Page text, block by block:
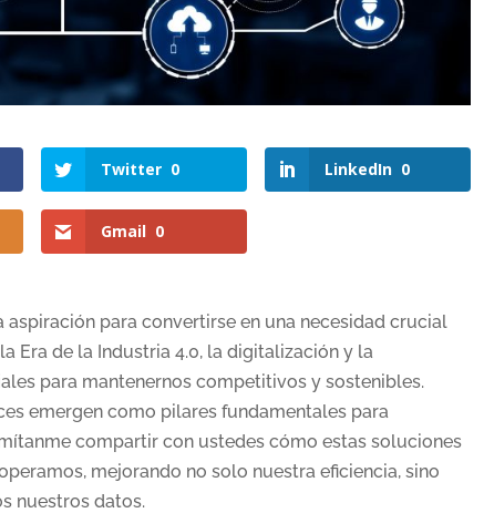
Twitter 0 LinkedIn 0
Gmail 0
para convertirse en una necesidad crucial
Era de la Industria 4.0, la digitalización y la
para mantenernos competitivos y sostenibles.
emergen como pilares fundamentales para
compartir con ustedes cómo estas soluciones
mejorando no solo nuestra eficiencia, sino
nuestros datos.